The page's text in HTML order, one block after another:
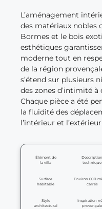
L’aménagement
des matériaux nobles
Bormes et le bois
esthétiques
moderne tout en
de la région
s’étend sur plusieurs
des zones d’intimité à
Chaque pièce a été
la fluidité des
l’intérieur et l’extérieur.
Élément de
la villa
Description
technique
Surface
habitable
Environ 600
carrés
Style
architectural
Inspiration
provençale